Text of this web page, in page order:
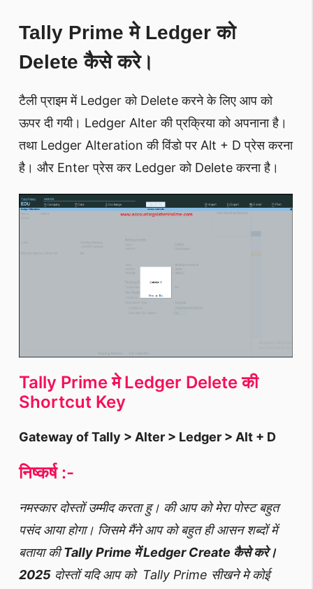
Tally Prime मे Ledger को
Delete कैसे करे।
टैली प्राइम में Ledger को Delete करने के लिए आप को
ऊपर दी गयी। Ledger Alter की प्रक्रिया को अपनाना है।
तथा Ledger Alteration की विंडो पर Alt + D प्रेस करना
है। और Enter प्रेस कर Ledger को Delete करना है।
Tally Prime मे Ledger Delete की
Shortcut Key
Gateway of Tally > Alter > Ledger > Alt + D
निष्कर्ष :-
नमस्कार दोस्तों उम्मीद करता हु। की आप को मेरा पोस्ट बहुत
पसंद आया होगा। जिसमे मैंने आप को बहुत ही आसन शब्दों में
बताया कीTally Prime में Ledger Create कैसे करे।
2025 दोस्तों यदि आप को Tally Prime सीखने मे कोई